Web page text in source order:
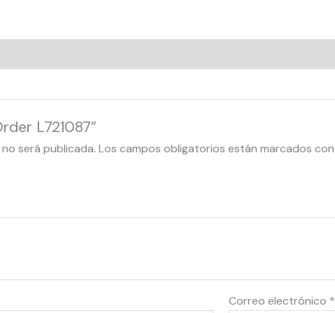
L721087”
será publicada. Los campos obligatorios están marcados con
Correo electrónico *